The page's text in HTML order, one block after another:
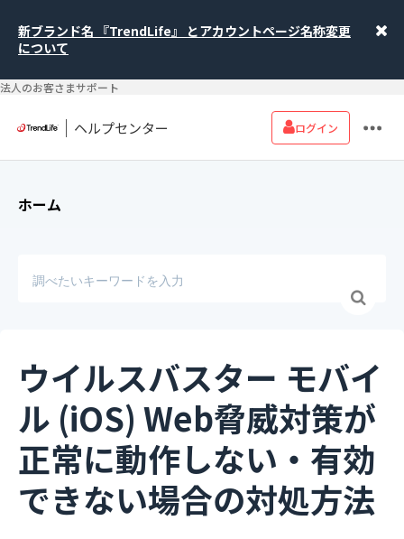
新ブランド名 『TrendLife』 とアカウントページ名称変更
について
法人のお客さまサポート
ヘルプセンター ログイン
ホーム
ウイルスバスター モバイ
ル (iOS) Web脅威対策が
正常に動作しない・有効
できない場合の対処方法